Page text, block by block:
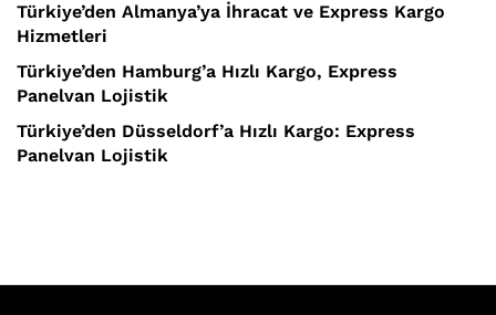
Türkiye’den Almanya’ya İhracat ve Express Kargo
Hizmetleri
Türkiye’den Hamburg’a Hızlı Kargo, Express
Panelvan Lojistik
Türkiye’den Düsseldorf’a Hızlı Kargo: Express
Panelvan Lojistik